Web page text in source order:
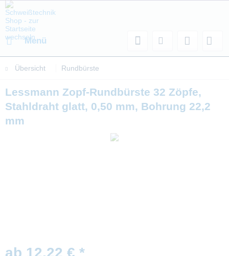
Menü
Übersicht Rundbürste
Lessmann Zopf-Rundbürste 32 Zöpfe,
Stahldraht glatt, 0,50 mm, Bohrung 22,2
mm
ab 12,22 € *